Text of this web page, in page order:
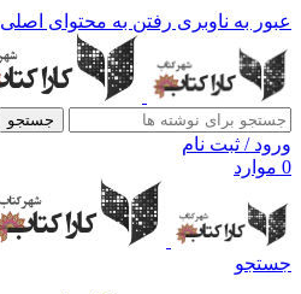
عبور به ناوبری رفتن به محتوای اصلی
جستجو
ورود / ثبت نام
0 موارد
جستجو